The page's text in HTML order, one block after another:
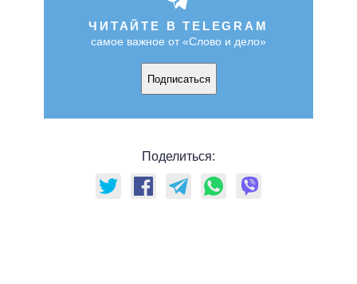
ЧИТАЙТЕ В TELEGRAM
самое важное от «Слово и дело»
Подписаться
Поделиться: